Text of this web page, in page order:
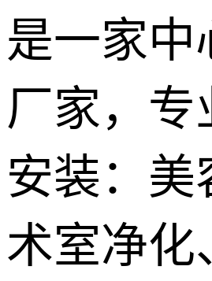
是一家中
厂家，专
安装：美
术室净化
统
气体终端
护理设备带
走廊扶手
手术室净化
修配件